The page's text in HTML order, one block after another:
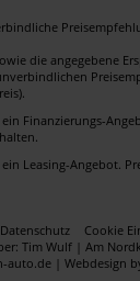
die angegebene
Finanzierungs-
Leasing-Angebot.
Datenschutz
Cookie
Tim Wulf | Am
auto.de | Webdesign